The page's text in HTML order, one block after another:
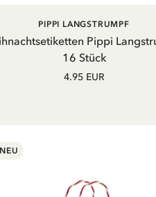
IN DEN WARENKORB
Pippi
16 Stück
PIPPI LANGSTRUMPF
4.95 EUR
NEU